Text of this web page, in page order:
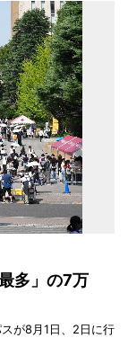
多」の7万
が8月1日、2日に行